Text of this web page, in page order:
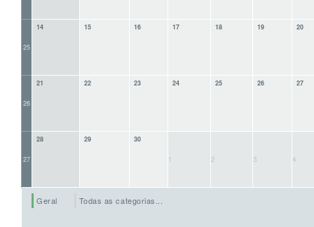
25
14 15 16 17 18 19 20
26
21 22 23 24 25 26 27
27
28 29 30
1 2 3 4
Geral Todas as categorias...